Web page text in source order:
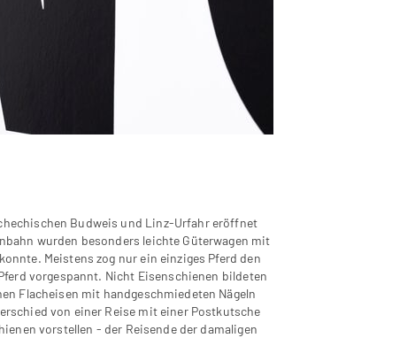
Budweis und Linz-Urfahr eröffnet
wurden besonders leichte Güterwagen mit
Meistens zog nur ein einziges Pferd den
vorgespannt. Nicht Eisenschienen bildeten
Flacheisen mit handgeschmiedeten Nägeln
von einer Reise mit einer Postkutsche
vorstellen - der Reisende der damaligen